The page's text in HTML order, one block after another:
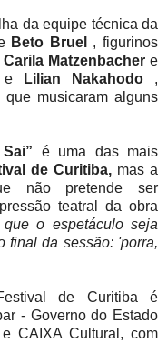
da equipe técnica da
Beto Bruel
, figurinos
Carila Matzenbacher e
Lilian Nakahodo ,
musicaram alguns
é uma das mais
de Curitiba, mas a
não pretende ser
teatral da obra
que o espetáculo seja
final da sessão: 'porra,
de Curitiba é
- Governo do Estado
CAIXA Cultural, com